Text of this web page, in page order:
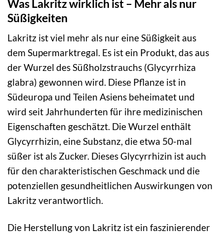
Was Lakritz wirklich ist – Mehr als nur
Süßigkeiten
Lakritz ist viel mehr als nur eine Süßigkeit aus
dem Supermarktregal. Es ist ein Produkt, das aus
der Wurzel des Süßholzstrauchs (Glycyrrhiza
glabra) gewonnen wird. Diese Pflanze ist in
Südeuropa und Teilen Asiens beheimatet und
wird seit Jahrhunderten für ihre medizinischen
Eigenschaften geschätzt. Die Wurzel enthält
Glycyrrhizin, eine Substanz, die etwa 50-mal
süßer ist als Zucker. Dieses Glycyrrhizin ist auch
für den charakteristischen Geschmack und die
potenziellen gesundheitlichen Auswirkungen von
Lakritz verantwortlich.
Die Herstellung von Lakritz ist ein faszinierender